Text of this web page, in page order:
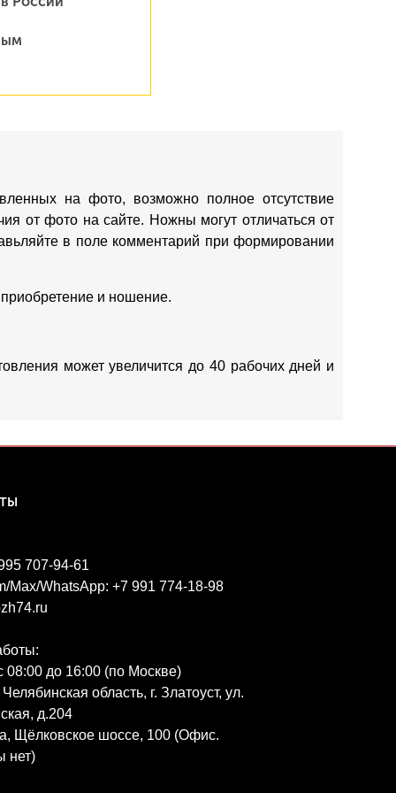
на фото, возможно полное отсутствие
от фото на сайте. Ножны могут отличаться от
в поле комментарий при формировании
и ношение.
может увеличится до 40 рабочих дней и
707-94-61
Max/WhatsApp: +7 991 774-18-98
до 16:00 (по Москве)
область, г. Златоуст, ул.
д.204
Щёлковское шоссе, 100 (Офис.
нет)